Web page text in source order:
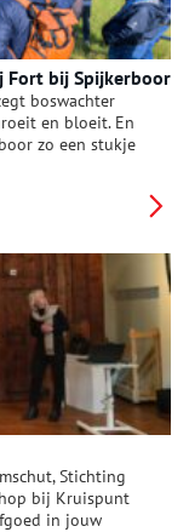
Fort bij Spijkerboor
boswachter
en bloeit. En
zo een stukje
om het fort en
is altijd iets te
Stichting
bij Kruispunt
in jouw